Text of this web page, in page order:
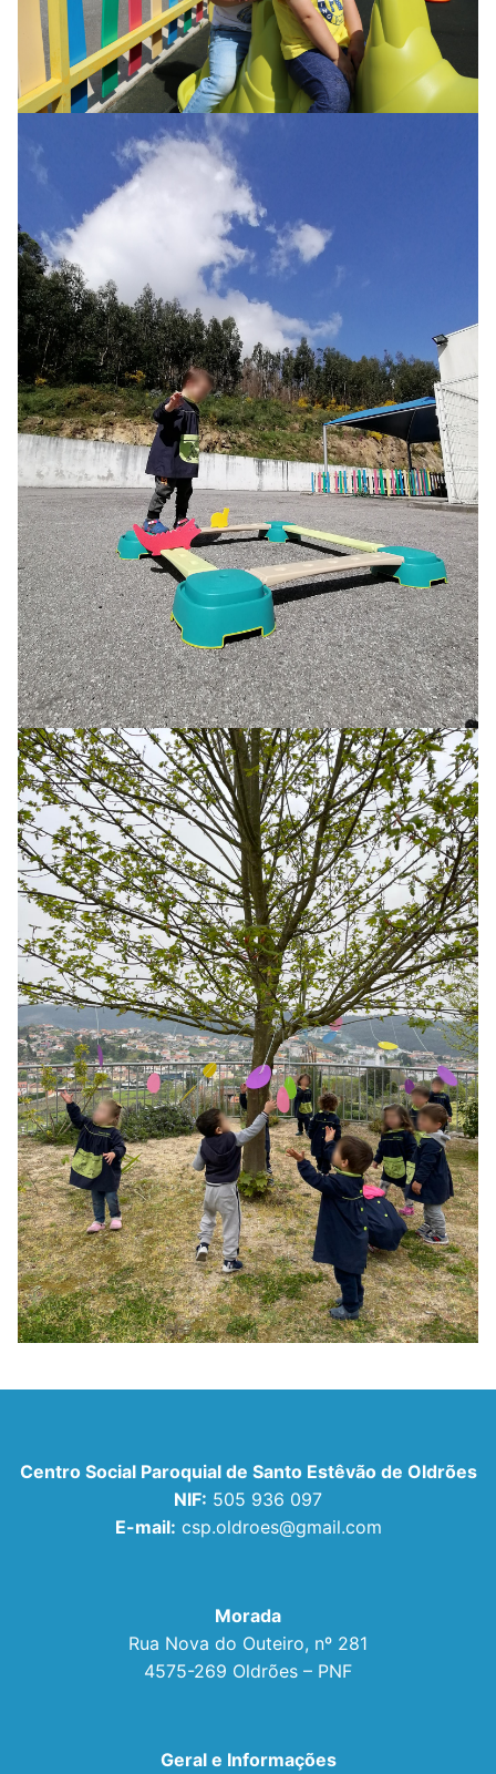
Centro Social Paroquial de Santo Estêvão de Oldrões
NIF: 505 936 097
E-mail: csp.oldroes@gmail.com
Morada
Rua Nova do Outeiro, nº 281
4575-269 Oldrões – PNF
Geral e Informações